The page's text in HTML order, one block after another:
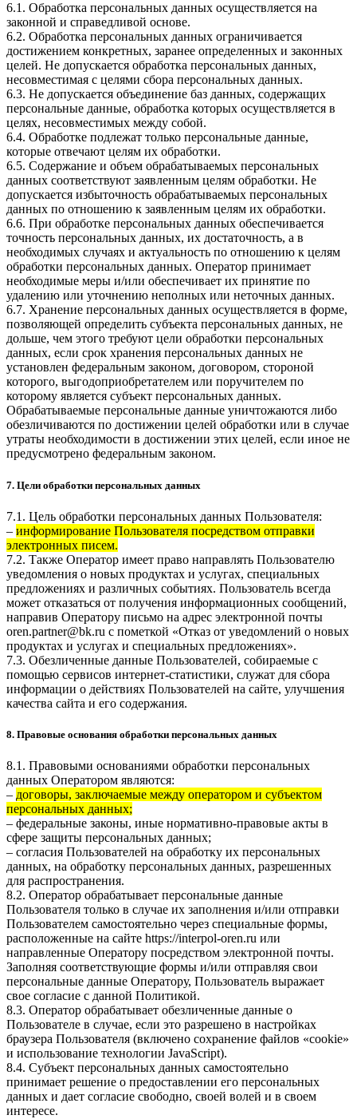
6.1. Обработка персональных данных осуществляется на
законной и справедливой основе.
6.2. Обработка персональных данных ограничивается
достижением конкретных, заранее определенных и законных
целей. Не допускается обработка персональных данных,
несовместимая с целями сбора персональных данных.
6.3. Не допускается объединение баз данных, содержащих
персональные данные, обработка которых осуществляется в
целях, несовместимых между собой.
6.4. Обработке подлежат только персональные данные,
которые отвечают целям их обработки.
6.5. Содержание и объем обрабатываемых персональных
данных соответствуют заявленным целям обработки. Не
допускается избыточность обрабатываемых персональных
данных по отношению к заявленным целям их обработки.
6.6. При обработке персональных данных обеспечивается
точность персональных данных, их достаточность, а в
необходимых случаях и актуальность по отношению к целям
обработки персональных данных. Оператор принимает
необходимые меры и/или обеспечивает их принятие по
удалению или уточнению неполных или неточных данных.
6.7. Хранение персональных данных осуществляется в форме,
позволяющей определить субъекта персональных данных, не
дольше, чем этого требуют цели обработки персональных
данных, если срок хранения персональных данных не
установлен федеральным законом, договором, стороной
которого, выгодоприобретателем или поручителем по
которому является субъект персональных данных.
Обрабатываемые персональные данные уничтожаются либо
обезличиваются по достижении целей обработки или в случае
утраты необходимости в достижении этих целей, если иное не
предусмотрено федеральным законом.
7. Цели обработки персональных данных
7.1. Цель обработки персональных данных Пользователя:
– информирование Пользователя посредством отправки
электронных писем.
7.2. Также Оператор имеет право направлять Пользователю
уведомления о новых продуктах и услугах, специальных
предложениях и различных событиях. Пользователь всегда
может отказаться от получения информационных сообщений,
направив Оператору письмо на адрес электронной почты
oren.partner@bk.ru с пометкой «Отказ от уведомлений о новых
продуктах и услугах и специальных предложениях».
7.3. Обезличенные данные Пользователей, собираемые с
помощью сервисов интернет-статистики, служат для сбора
информации о действиях Пользователей на сайте, улучшения
качества сайта и его содержания.
8. Правовые основания обработки персональных данных
8.1. Правовыми основаниями обработки персональных
данных Оператором являются:
– договоры, заключаемые между оператором и субъектом
персональных данных;
– федеральные законы, иные нормативно-правовые акты в
сфере защиты персональных данных;
– согласия Пользователей на обработку их персональных
данных, на обработку персональных данных, разрешенных
для распространения.
8.2. Оператор обрабатывает персональные данные
Пользователя только в случае их заполнения и/или отправки
Пользователем самостоятельно через специальные формы,
расположенные на сайте https://interpol-oren.ru или
направленные Оператору посредством электронной почты.
Заполняя соответствующие формы и/или отправляя свои
персональные данные Оператору, Пользователь выражает
свое согласие с данной Политикой.
8.3. Оператор обрабатывает обезличенные данные о
Пользователе в случае, если это разрешено в настройках
браузера Пользователя (включено сохранение файлов «cookie»
и использование технологии JavaScript).
8.4. Субъект персональных данных самостоятельно
принимает решение о предоставлении его персональных
данных и дает согласие свободно, своей волей и в своем
интересе.